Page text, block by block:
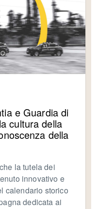
e Guardia di
cultura della
della
la tutela dei
innovativo e
calendario storico
dedicata ai